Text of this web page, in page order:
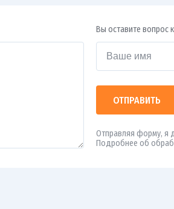
Вы оставите вопрос
ОТПРАВИТЬ
Отправляя форму, я
Подробнее об